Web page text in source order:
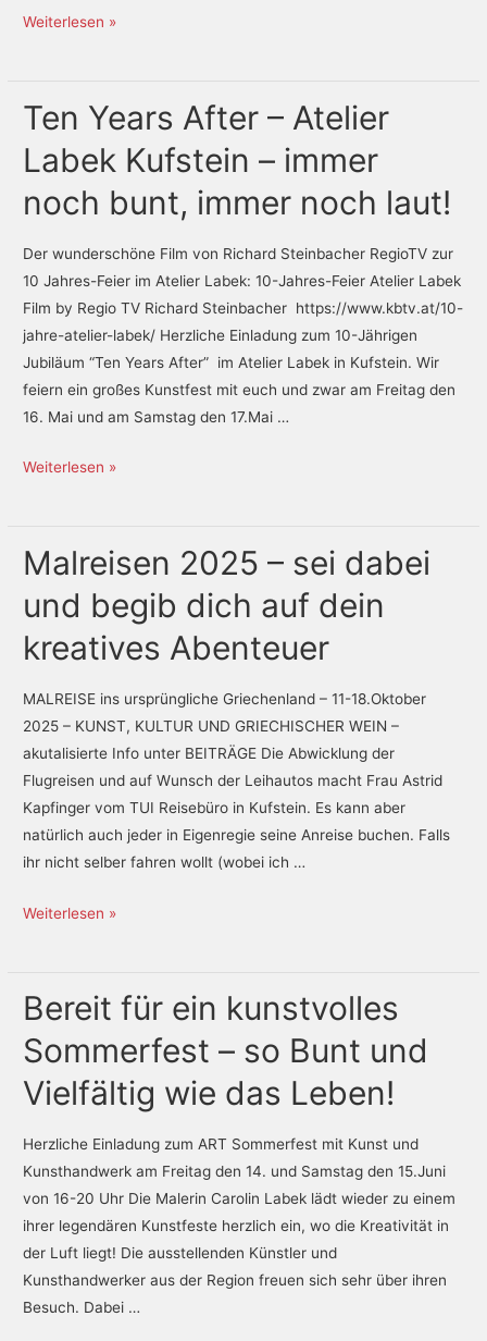
Weiterlesen »
Ten Years After – Atelier
Labek Kufstein – immer
noch bunt, immer noch laut!
Der wunderschöne Film von Richard Steinbacher RegioTV zur
10 Jahres-Feier im Atelier Labek: 10-Jahres-Feier Atelier Labek
Film by Regio TV Richard Steinbacher https://www.kbtv.at/10-
jahre-atelier-labek/ Herzliche Einladung zum 10-Jährigen
Jubiläum “Ten Years After” im Atelier Labek in Kufstein. Wir
feiern ein großes Kunstfest mit euch und zwar am Freitag den
16. Mai und am Samstag den 17.Mai …
Ten
Years
After
Atelier
Labek
Kufstein
–
immer
noch
bunt,
immer
laut!
Weiterlesen »
Malreisen 2025 – sei dabei
und begib dich auf dein
kreatives Abenteuer
MALREISE ins ursprüngliche Griechenland – 11-18.Oktober
2025 – KUNST, KULTUR UND GRIECHISCHER WEIN –
akutalisierte Info unter BEITRÄGE Die Abwicklung der
Flugreisen und auf Wunsch der Leihautos macht Frau Astrid
Kapfinger vom TUI Reisebüro in Kufstein. Es kann aber
natürlich auch jeder in Eigenregie seine Anreise buchen. Falls
ihr nicht selber fahren wollt (wobei ich …
Malreisen
2025
–
sei
dabei
und
begib
dich
auf
dein
kreatives
Abenteuer
Weiterlesen »
Bereit für ein kunstvolles
Sommerfest – so Bunt und
Vielfältig wie das Leben!
Herzliche Einladung zum ART Sommerfest mit Kunst und
Kunsthandwerk am Freitag den 14. und Samstag den 15.Juni
von 16-20 Uhr Die Malerin Carolin Labek lädt wieder zu einem
ihrer legendären Kunstfeste herzlich ein, wo die Kreativität in
der Luft liegt! Die ausstellenden Künstler und
Kunsthandwerker aus der Region freuen sich sehr über ihren
Besuch. Dabei …
Bereit
ein
kunstvolles
Sommerfest
–
so
Bunt
und
Vielfältig
wie
das